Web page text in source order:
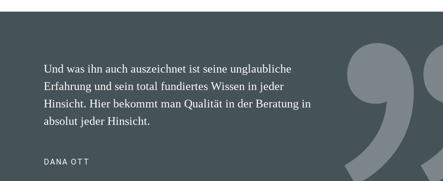
Und was ihn auch auszeichnet ist seine unglaubliche
Erfahrung und sein total fundiertes Wissen in jeder
Hinsicht. Hier bekommt man Qualität in der Beratung in
absolut jeder Hinsicht.
DANA OTT